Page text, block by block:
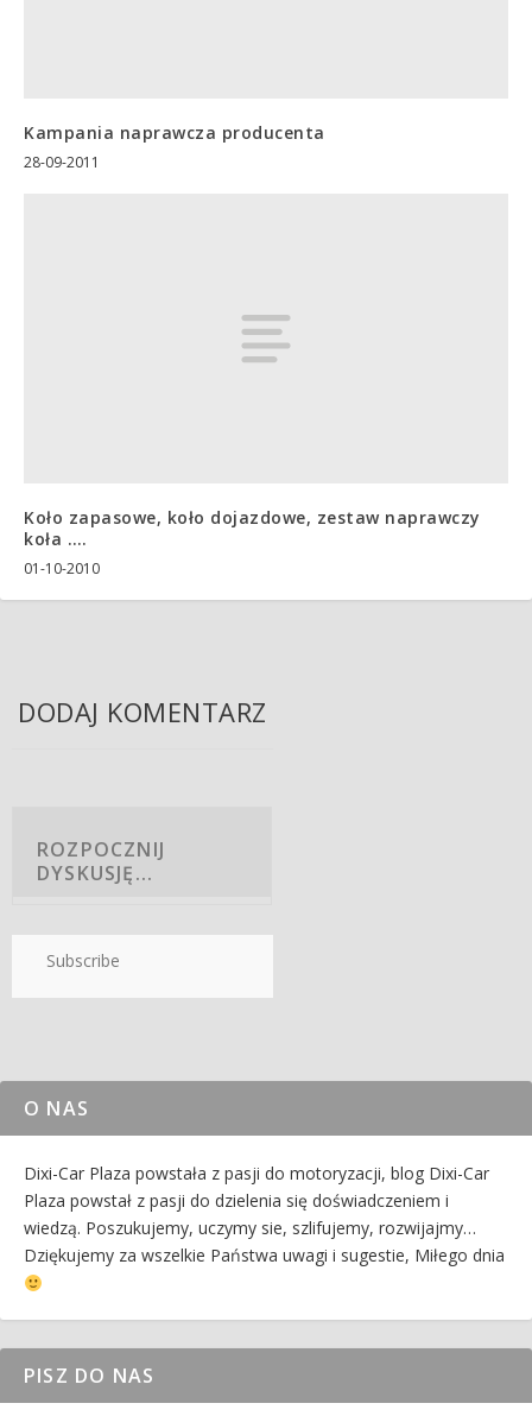
Kampania naprawcza producenta
28-09-2011
Koło zapasowe, koło dojazdowe, zestaw naprawczy
koła ….
01-10-2010
DODAJ KOMENTARZ
Subscribe
O NAS
Dixi-Car Plaza powstała z pasji do motoryzacji, blog Dixi-Car
Plaza powstał z pasji do dzielenia się doświadczeniem i
wiedzą. Poszukujemy, uczymy sie, szlifujemy, rozwijajmy…
Dziękujemy za wszelkie Państwa uwagi i sugestie, Miłego dnia
PISZ DO NAS